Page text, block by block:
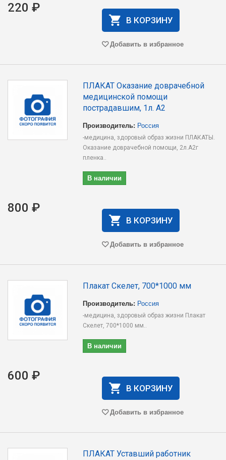
220 ₽
В КОРЗИНУ
Добавить в избранное
ПЛАКАТ Оказание доврачебной
медицинской помощи
пострадавшим, 1л. А2
Производитель: Россия
-медицина, здоровый образ жизни ПЛАКАТЫ.
Оказание доврачебной помощи, 2л.А2г
пленка..
В наличии
800 ₽
В КОРЗИНУ
Добавить в избранное
Плакат Скелет, 700*1000 мм
Производитель: Россия
-медицина, здоровый образ жизни Плакат
Скелет, 700*1000 мм..
В наличии
600 ₽
В КОРЗИНУ
Добавить в избранное
ПЛАКАТ Уставший работник